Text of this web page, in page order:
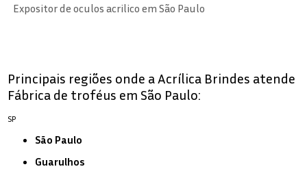
Expositor de oculos acrilico em São Paulo
Principais regiões onde a Acrílica Brindes atende
Fábrica de troféus em São Paulo:
SP
São Paulo
Guarulhos